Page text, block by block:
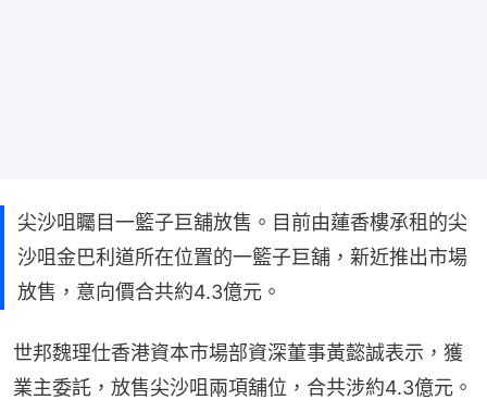
尖沙咀矚目一籃子巨舖放售。目前由蓮香樓承租的尖
沙咀金巴利道所在位置的一籃子巨舖，新近推出市場
放售，意向價合共約4.3億元。
世邦魏理仕香港資本市場部資深董事黃懿誠表示，獲
業主委託，放售尖沙咀兩項舖位，合共涉約4.3億元。